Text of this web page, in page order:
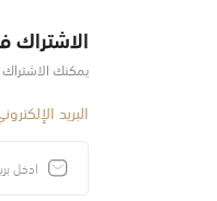
الاشتراك
يمكنك الاشتراك
البريد